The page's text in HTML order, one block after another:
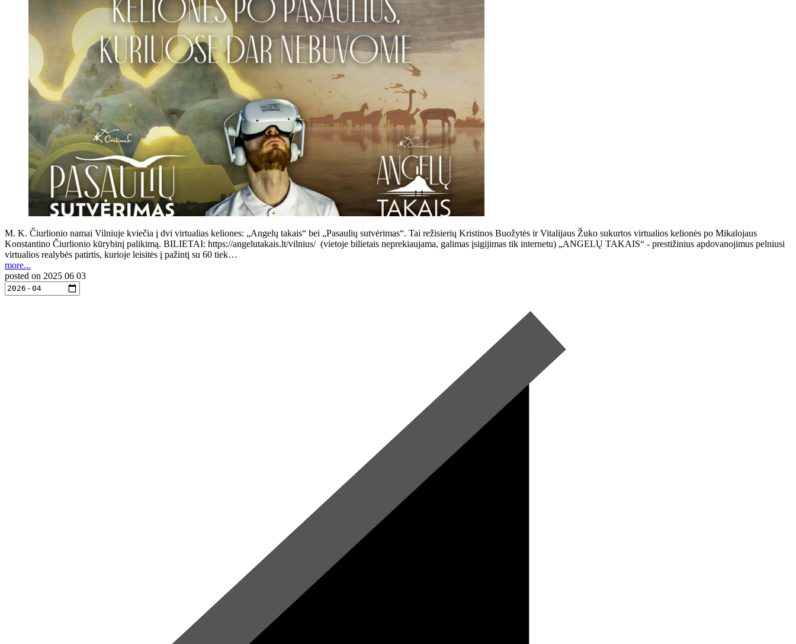
M. K. Čiurlionio namai Vilniuje kviečia į dvi virtualias keliones: „Angelų takais“ bei „Pasaulių sutvėrimas“. Tai režisierių Kristinos Buožytės ir Vitalijaus Žuko sukurtos virtualios kelionės po Mikalojaus
Konstantino Čiurlionio kūrybinį palikimą. BILIETAI: https://angelutakais.lt/vilnius/ (vietoje bilietais neprekiaujama, galimas įsigijimas tik internetu) „ANGELŲ TAKAIS“ - prestižinius apdovanojimus pelniusi
virtualios realybės patirtis, kurioje leisitės į pažintį su 60 tiek…
more...
posted on 2025 06 03